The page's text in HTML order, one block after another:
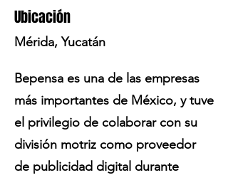
Ubicación
Mérida, Yucatán
Bepensa es una de las empresas
más importantes de México, y tuve
el privilegio de colaborar con su
división motriz como proveedor
de publicidad digital durante